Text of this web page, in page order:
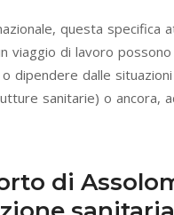
questa specifica
viaggio di lavoro
dipendere dalle
sanitarie) o ancora,
di